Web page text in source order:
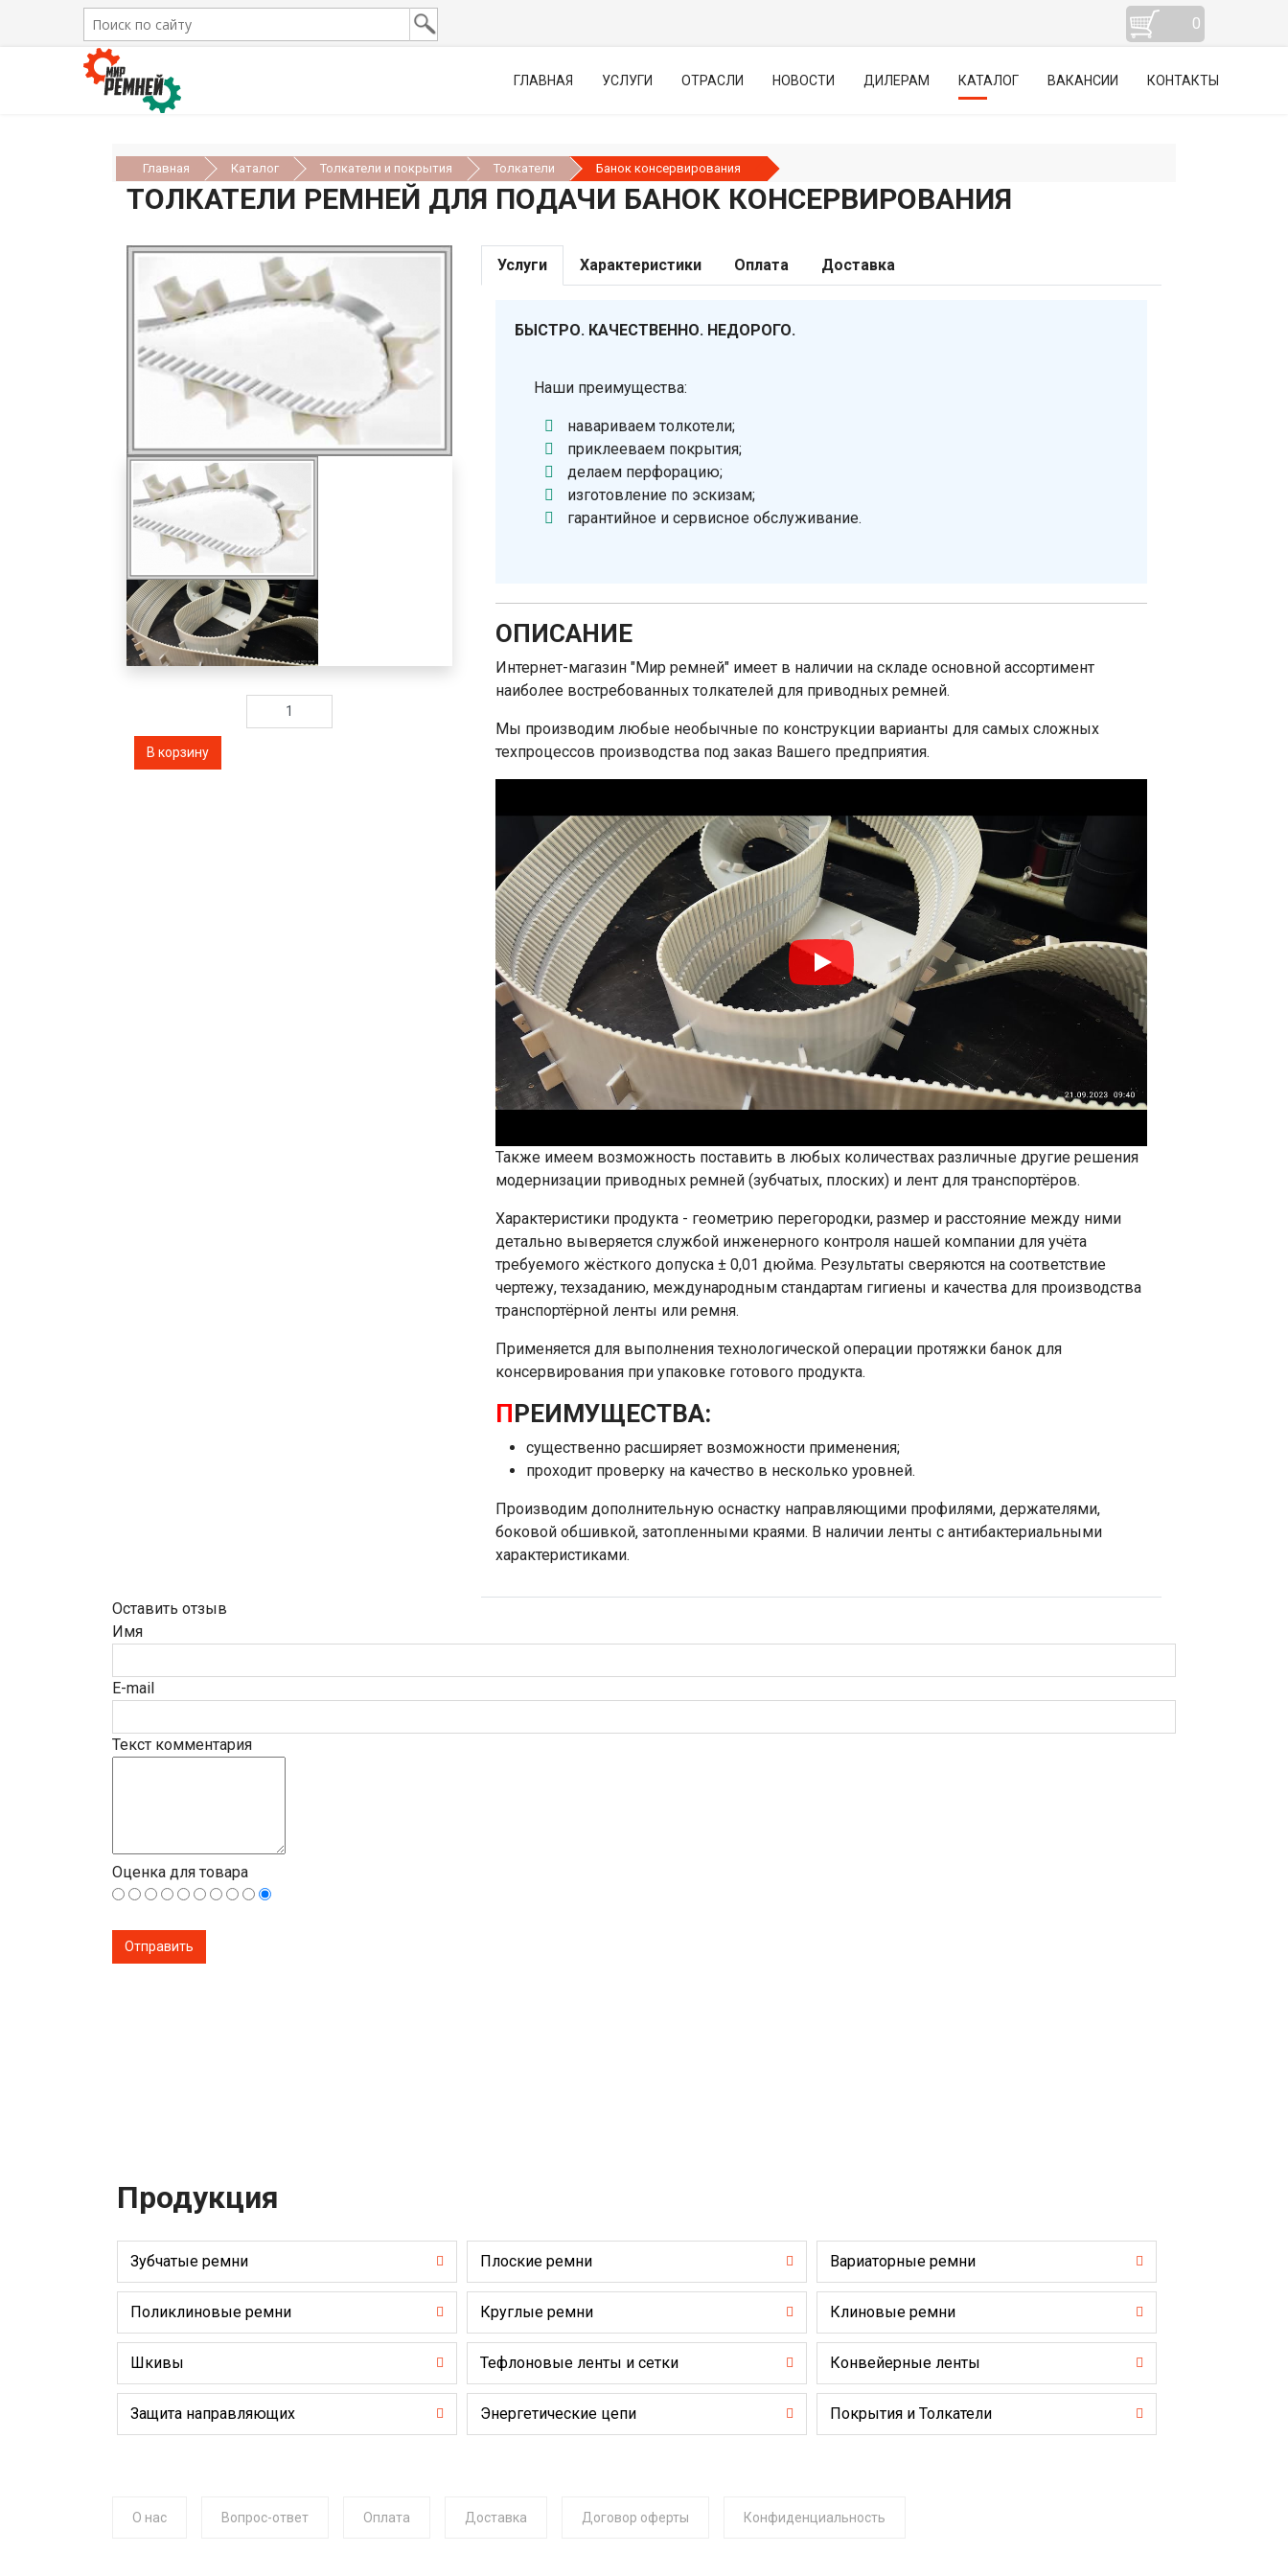
0
ГЛАВНАЯ УСЛУГИ ОТРАСЛИ НОВОСТИ ДИЛЕРАМ КАТАЛОГ ВАКАНСИИ КОНТАКТЫ
Главная Каталог Толкатели и покрытия Толкатели Банок консервирования
ТОЛКАТЕЛИ РЕМНЕЙ ДЛЯ ПОДАЧИ БАНОК КОНСЕРВИРОВАНИЯ
Услуги Характеристики Оплата Доставка
БЫСТРО. КАЧЕСТВЕННО. НЕДОРОГО.
Наши преимущества:
навариваем толкотели;
приклееваем покрытия;
делаем перфорацию;
изготовление по эскизам;
гарантийное и сервисное обслуживание.
ОПИСАНИЕ
Интернет-магазин "Мир ремней" имеет в наличии на складе основной ассортимент
наиболее востребованных толкателей для приводных ремней.
Мы производим любые необычные по конструкции варианты для самых сложных
техпроцессов производства под заказ Вашего предприятия.
Также имеем возможность поставить в любых количествах различные другие решения
модернизации приводных ремней (зубчатых, плоских) и лент для транспортёров.
Характеристики продукта - геометрию перегородки, размер и расстояние между ними
детально выверяется службой инженерного контроля нашей компании для учёта
требуемого жёсткого допуска ± 0,01 дюйма. Результаты сверяются на соответствие
чертежу, техзаданию, международным стандартам гигиены и качества для производства
транспортёрной ленты или ремня.
Применяется для выполнения технологической операции протяжки банок для
консервирования при упаковке готового продукта.
ПРЕИМУЩЕСТВА:
существенно расширяет возможности применения;
проходит проверку на качество в несколько уровней.
Производим дополнительную оснастку направляющими профилями, держателями,
боковой обшивкой, затопленными краями. В наличии ленты с антибактериальными
характеристиками.
Оставить отзыв
Имя
E-mail
Текст комментария
Оценка для товара
Продукция
Зубчатые ремни Плоские ремни Вариаторные ремни
Поликлиновые ремни Круглые ремни Клиновые ремни
Шкивы Тефлоновые ленты и сетки Конвейерные ленты
Защита направляющих Энергетические цепи Покрытия и Толкатели
О нас Вопрос-ответ Оплата Доставка Договор оферты Конфиденциальность